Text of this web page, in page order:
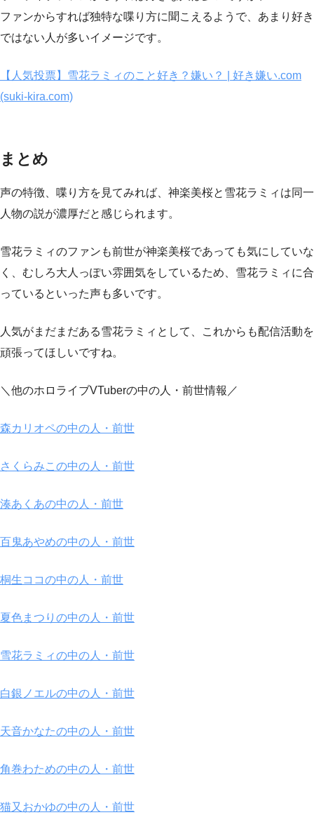
ファンからすれば独特な喋り方に聞こえるようで、あまり好き
ではない人が多いイメージです。
【人気投票】雪花ラミィのこと好き？嫌い？ | 好き嫌い.com
(suki-kira.com)
まとめ
声の特徴、喋り方を見てみれば、神楽美桜と雪花ラミィは同一
人物の説が濃厚だと感じられます。
雪花ラミィのファンも前世が神楽美桜であっても気にしていな
く、むしろ大人っぽい雰囲気をしているため、雪花ラミィに合
っているといった声も多いです。
人気がまだまだある雪花ラミィとして、これからも配信活動を
頑張ってほしいですね。
＼他のホロライブVTuberの中の人・前世情報／
森カリオペの中の人・前世
さくらみこの中の人・前世
湊あくあの中の人・前世
百鬼あやめの中の人・前世
桐生ココの中の人・前世
夏色まつりの中の人・前世
雪花ラミィの中の人・前世
白銀ノエルの中の人・前世
天音かなたの中の人・前世
角巻わための中の人・前世
猫又おかゆの中の人・前世